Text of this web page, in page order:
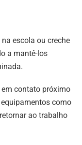
escola ou creche
a mantê-los
contato próximo
como
ao trabalho